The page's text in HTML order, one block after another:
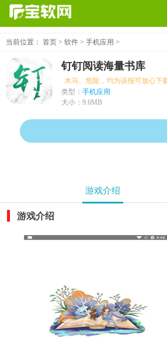
当前位置： 首页 > 软件 > 手机应用 >
钉钉阅读海量书库
毒、木马、危险，均为误报可放心下载
类型： 手机应用
大小： 9.6MB
游戏介绍
游戏介绍